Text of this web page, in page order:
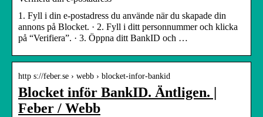
1. Fyll i din e-postadress du använde när du skapade din
annons på Blocket. · 2. Fyll i ditt personnummer och klicka
på “Verifiera”. · 3. Öppna ditt BankID och …
http s://feber.se › webb › blocket-infor-bankid
Blocket inför BankID. Äntligen. |
Feber / Webb